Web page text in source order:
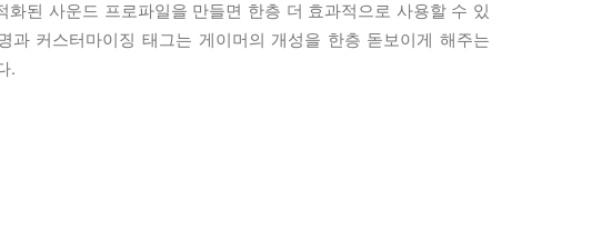
화된 사운드 프로파일을 만들면 한층 더 효과적으로 사용할 수 있
과 커스터마이징 태그는 게이머의 개성을 한층 돋보이게 해주는
.